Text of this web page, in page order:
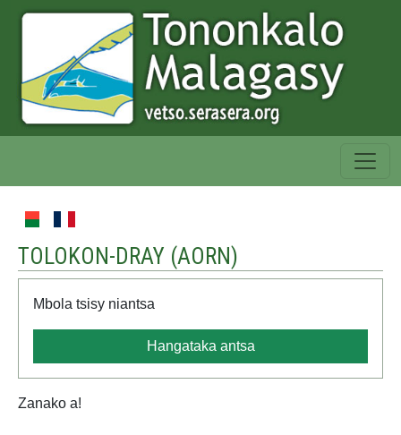
TOLOKON-DRAY (AORN)
Mbola tsisy niantsa
Hangataka antsa
Zanako a!